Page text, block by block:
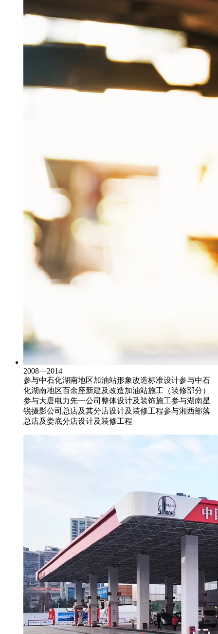
2008—2014
参与中石化湖南地区加油站形象改造标准设计参与中石
化湖南地区百余座新建及改造加油站施工（装修部分）
参与大唐电力先一公司整体设计及装饰施工参与湖南星
锐摄影公司总店及其分店设计及装修工程参与湘西部落
总店及娄底分店设计及装修工程